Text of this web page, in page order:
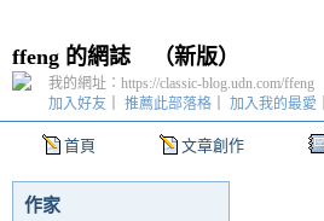
ffeng 的網誌 （新版）
首頁 文章創作
加入好友 推薦此部落格 加入我的最愛
我的網址：https://classic-blog.udn.com/ffeng
作家